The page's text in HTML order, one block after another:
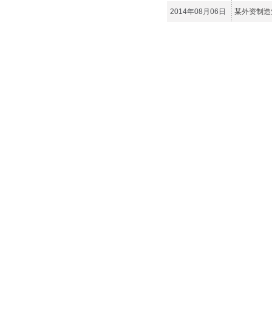
2014年08月06日 某外资制